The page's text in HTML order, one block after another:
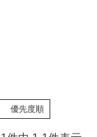
優先度順